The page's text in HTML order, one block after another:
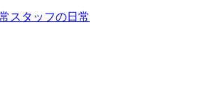
スタッフの日常